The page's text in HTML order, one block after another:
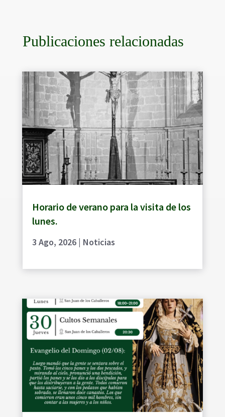
Publicaciones relacionadas
Horario de verano para la visita de los
lunes.
3 Ago, 2026| Noticias